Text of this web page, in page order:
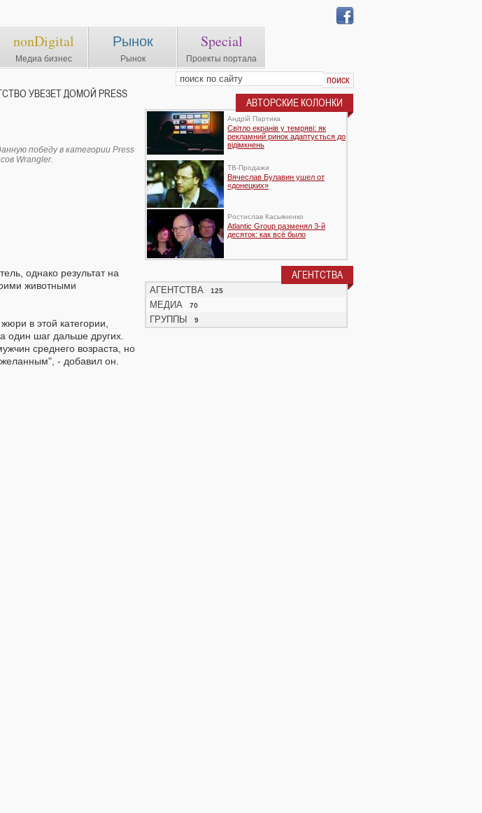
nonDigital
Медиа бизнес
Рынок
Рынок
Special
Проекты портала
УВЕЗЕТ ДОМОЙ PRESS
победу в категории Press
Wrangler.
однако результат на
животными
в этой категории,
один шаг дальше других.
среднего возраста, но
- добавил он.
АВТОРСКИЕ КОЛОНКИ
Андрій Партика
Світло екранів у темряві: як
рекламний ринок адаптується до
відімкнень
TВ-Продажи
Вячеслав Булавин ушел от
«донецких»
Ростислав Касьяненко
Atlantic Group разменял 3-й
десяток: как всё было
АГЕНТСТВА
АГЕНТСТВА 125
МЕДИА 70
ГРУППЫ 9